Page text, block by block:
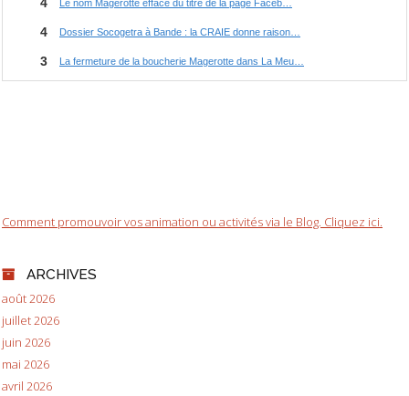
Comment promouvoir vos animation ou activités via le Blog. Cliquez ici.
ARCHIVES
août 2026
juillet 2026
juin 2026
mai 2026
avril 2026